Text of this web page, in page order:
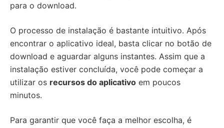
para o download.
O processo de instalação é bastante intuitivo. Após
encontrar o aplicativo ideal, basta clicar no botão de
download e aguardar alguns instantes. Assim que a
instalação estiver concluída, você pode começar a
utilizar os recursos do aplicativo em poucos
minutos.
Para garantir que você faça a melhor escolha, é